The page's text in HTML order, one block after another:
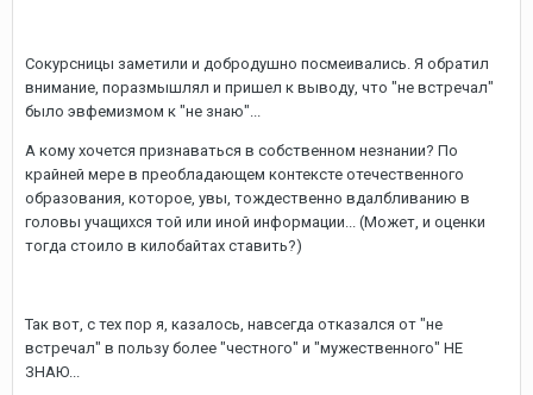
Сокурсницы заметили и добродушно посмеивались. Я обратил
внимание, поразмышлял и пришел к выводу, что "не встречал"
было эвфемизмом к "не знаю"...
А кому хочется признаваться в собственном незнании? По
крайней мере в преобладающем контексте отечественного
образования, которое, увы, тождественно вдалбливанию в
головы учащихся той или иной информации... (Может, и оценки
тогда стоило в килобайтах ставить?)
Так вот, с тех пор я, казалось, навсегда отказался от "не
встречал" в пользу более "честного" и "мужественного" НЕ
ЗНАЮ...